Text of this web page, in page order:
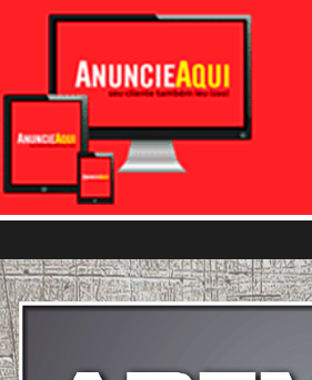
Pular para o conteúdo principal